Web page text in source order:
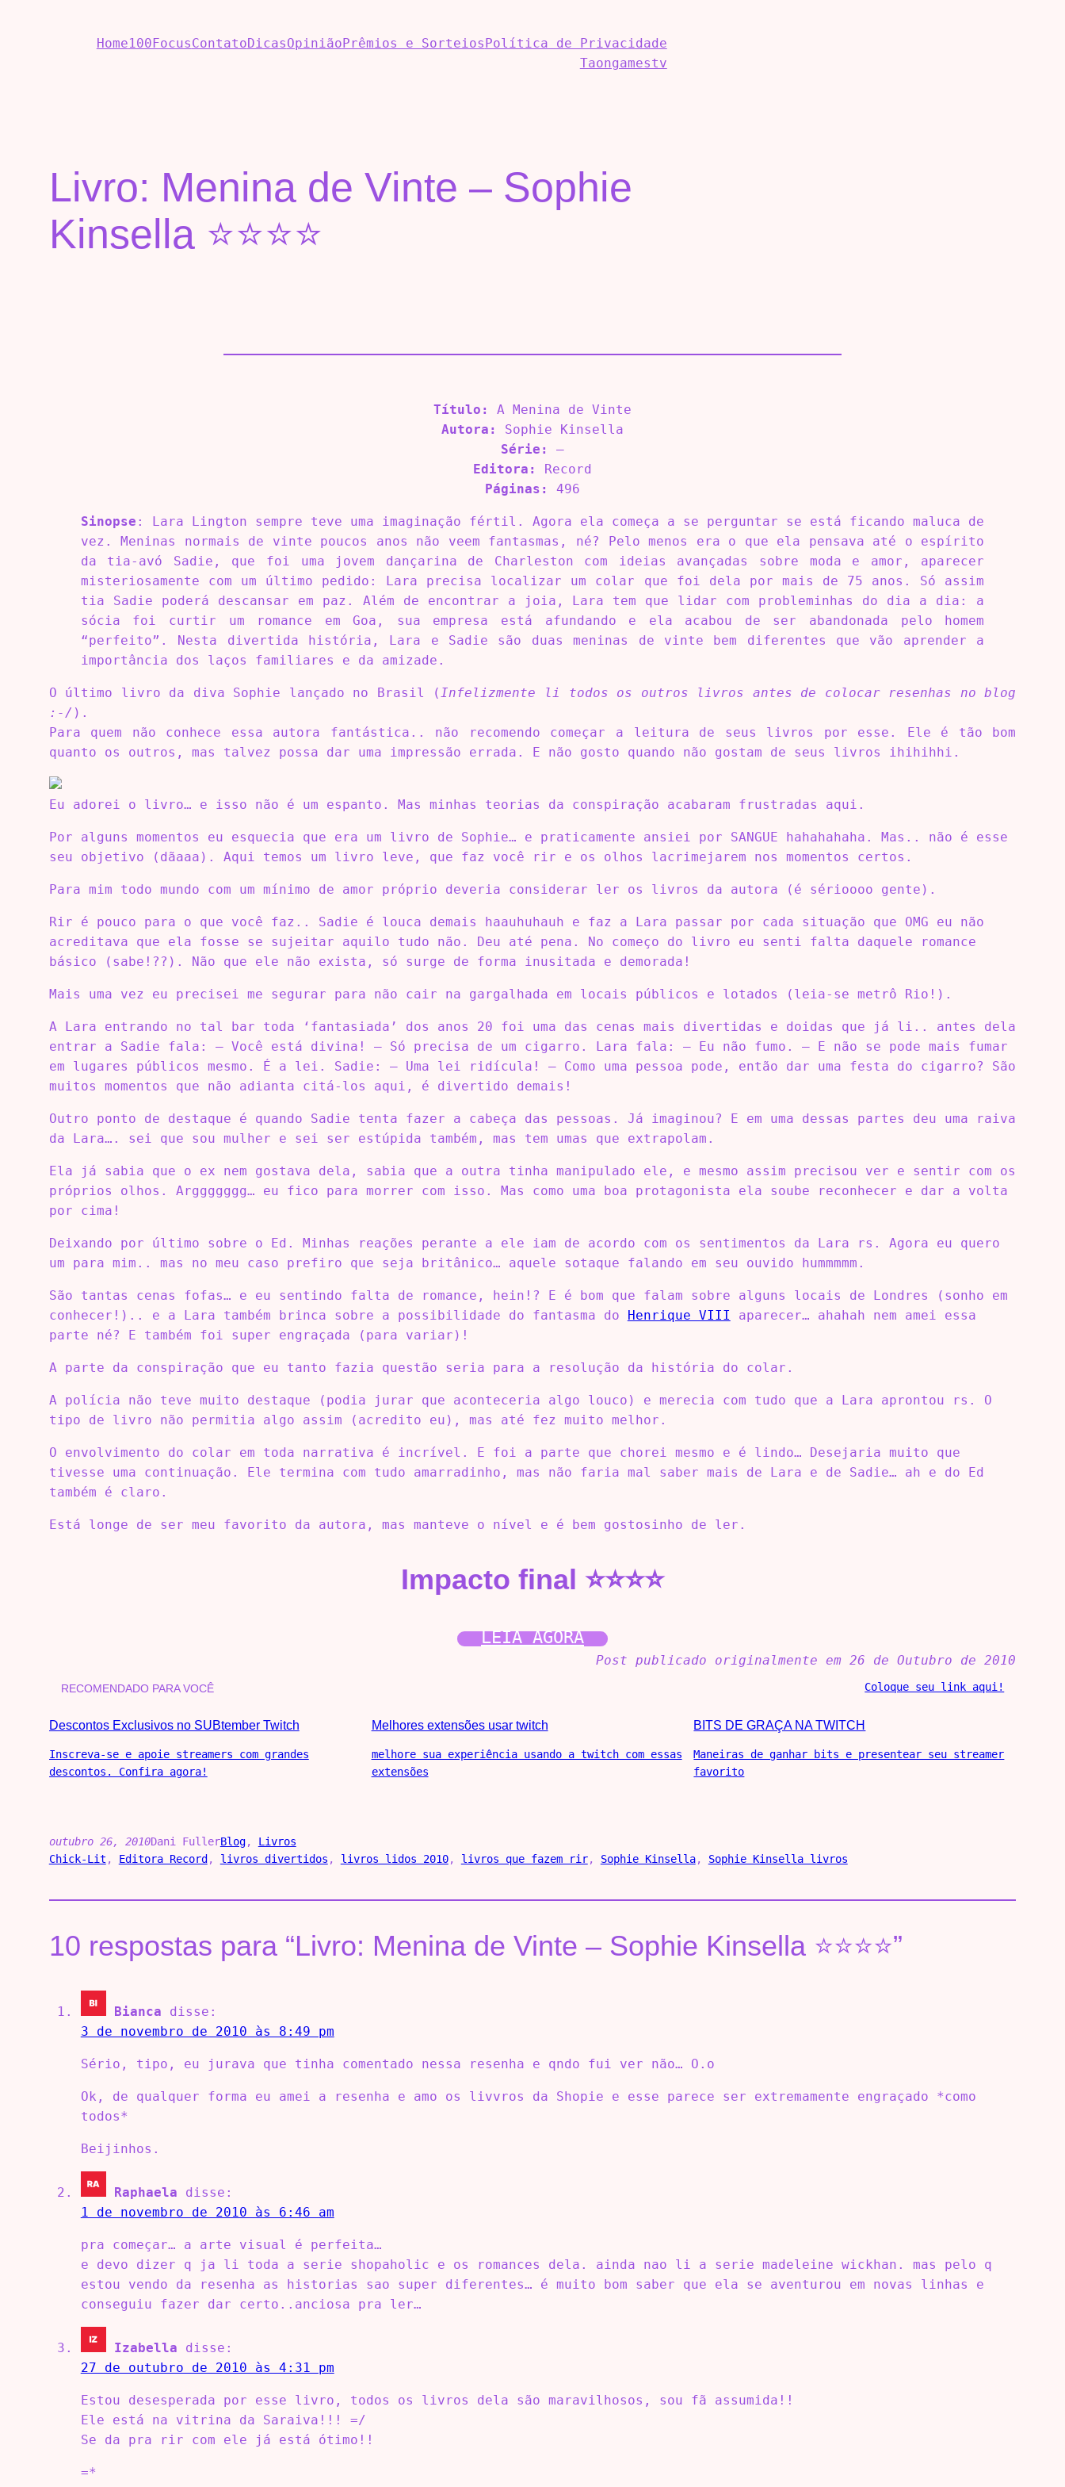
Home100FocusContatoDicasOpinião Prêmios e Sorteios Política de Privacidade
Taongamestv
Livro: Menina de Vinte – Sophie
Kinsella ⭐⭐⭐⭐
Título:
A Menina de Vinte
Autora:
Sophie Kinsella
Série:
–
Editora:
Record
Páginas:
496
Sinopse : Lara Lington sempre teve uma imaginação fértil. Agora ela começa a se perguntar se está ficando maluca de
vez. Meninas normais de vinte poucos anos não veem fantasmas, né? Pelo menos era o que ela pensava até o espírito
da tia-avó Sadie, que foi uma jovem dançarina de Charleston com ideias avançadas sobre moda e amor, aparecer
misteriosamente com um último pedido: Lara precisa localizar um colar que foi dela por mais de 75 anos. Só assim
tia Sadie poderá descansar em paz. Além de encontrar a joia, Lara tem que lidar com probleminhas do dia a dia: a
sócia foi curtir um romance em Goa, sua empresa está afundando e ela acabou de ser abandonada pelo homem
“perfeito”. Nesta divertida história, Lara e Sadie são duas meninas de vinte bem diferentes que vão aprender a
importância dos laços familiares e da amizade.
O último livro da diva Sophie lançado no Brasil (Infelizmente li todos os outros livros antes de colocar resenhas no blog
:-/ ).
Para quem não conhece essa autora fantástica.. não recomendo começar a leitura de seus livros por esse. Ele é tão bom
quanto os outros, mas talvez possa dar uma impressão errada. E não gosto quando não gostam de seus livros ihihihhi.
Eu adorei o livro… e isso não é um espanto. Mas minhas teorias da conspiração acabaram frustradas aqui.
Por alguns momentos eu esquecia que era um livro de Sophie… e praticamente ansiei por SANGUE hahahahaha. Mas.. não é esse
seu objetivo (dãaaa). Aqui temos um livro leve, que faz você rir e os olhos lacrimejarem nos momentos certos.
Para mim todo mundo com um mínimo de amor próprio deveria considerar ler os livros da autora (é sérioooo gente).
Rir é pouco para o que você faz.. Sadie é louca demais haauhuhauh e faz a Lara passar por cada situação que OMG eu não
acreditava que ela fosse se sujeitar aquilo tudo não. Deu até pena. No começo do livro eu senti falta daquele romance
básico (sabe!??). Não que ele não exista, só surge de forma inusitada e demorada!
Mais uma vez eu precisei me segurar para não cair na gargalhada em locais públicos e lotados (leia-se metrô Rio!).
A Lara entrando no tal bar toda ‘fantasiada’ dos anos 20 foi uma das cenas mais divertidas e doidas que já li.. antes dela
entrar a Sadie fala: – Você está divina! – Só precisa de um cigarro. Lara fala: – Eu não fumo. – E não se pode mais fumar
em lugares públicos mesmo. É a lei. Sadie: – Uma lei ridícula! – Como uma pessoa pode, então dar uma festa do cigarro? São
muitos momentos que não adianta citá-los aqui, é divertido demais!
Outro ponto de destaque é quando Sadie tenta fazer a cabeça das pessoas. Já imaginou? E em uma dessas partes deu uma raiva
da Lara…. sei que sou mulher e sei ser estúpida também, mas tem umas que extrapolam.
Ela já sabia que o ex nem gostava dela, sabia que a outra tinha manipulado ele, e mesmo assim precisou ver e sentir com os
próprios olhos. Arggggggg… eu fico para morrer com isso. Mas como uma boa protagonista ela soube reconhecer e dar a volta
por cima!
Deixando por último sobre o Ed. Minhas reações perante a ele iam de acordo com os sentimentos da Lara rs. Agora eu quero
um para mim.. mas no meu caso prefiro que seja britânico… aquele sotaque falando em seu ouvido hummmmm.
São tantas cenas fofas… e eu sentindo falta de romance, hein!? E é bom que falam sobre alguns locais de Londres (sonho em
conhecer!).. e a Lara também brinca sobre a possibilidade do fantasma do
Henrique VIII aparecer… ahahah nem amei essa
parte né? E também foi super engraçada (para variar)!
A parte da conspiração que eu tanto fazia questão seria para a resolução da história do colar.
A polícia não teve muito destaque (podia jurar que aconteceria algo louco) e merecia com tudo que a Lara aprontou rs. O
tipo de livro não permitia algo assim (acredito eu), mas até fez muito melhor.
O envolvimento do colar em toda narrativa é incrível. E foi a parte que chorei mesmo e é lindo… Desejaria muito que
tivesse uma continuação. Ele termina com tudo amarradinho, mas não faria mal saber mais de Lara e de Sadie… ah e do Ed
também é claro.
Está longe de ser meu favorito da autora, mas manteve o nível e é bem gostosinho de ler.
Impacto final ⭐⭐⭐⭐
LEIA AGORA
Post publicado originalmente em 26 de Outubro de 2010
RECOMENDADO PARA VOCÊ Coloque seu link aqui!
Descontos Exclusivos no SUBtember Twitch
Inscreva-se e apoie streamers com grandes
descontos. Confira agora!
Melhores extensões usar twitch
melhore sua experiência usando a twitch com essas
extensões
BITS DE GRAÇA NA TWITCH
Maneiras de ganhar bits e presentear seu streamer
favorito
outubro 26, 2010Dani FullerBlog, Livros
Chick-Lit , Editora Record , livros divertidos , livros lidos 2010, livros que fazem rir, Sophie Kinsella, Sophie Kinsella livros
10 respostas para “Livro: Menina de Vinte – Sophie Kinsella ⭐⭐⭐⭐”
Bianca
disse:
3 de novembro de 2010 às 8:49 pm
Sério, tipo, eu jurava que tinha comentado nessa resenha e qndo fui ver não… O.o
Ok, de qualquer forma eu amei a resenha e amo os livvros da Shopie e esse parece ser extremamente engraçado *como
todos*
Beijinhos.
Raphaela
disse:
1 de novembro de 2010 às 6:46 am
pra começar… a arte visual é perfeita…
e devo dizer q ja li toda a serie shopaholic e os romances dela. ainda nao li a serie madeleine wickhan. mas pelo q
estou vendo da resenha as historias sao super diferentes… é muito bom saber que ela se aventurou em novas linhas e
conseguiu fazer dar certo..anciosa pra ler…
Izabella
disse:
27 de outubro de 2010 às 4:31 pm
Estou desesperada por esse livro, todos os livros dela são maravilhosos, sou fã assumida!!
Ele está na vitrina da Saraiva!!! =/
Se da pra rir com ele já está ótimo!!
=*